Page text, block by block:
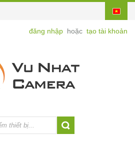
đăng nhập hoặc tạo tài khoản